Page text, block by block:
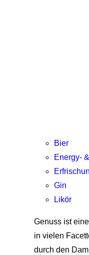
Bier
Energy-
Gin
Likör
Genuss ist
in vielen
durch den